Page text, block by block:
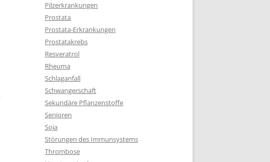
Pilzerkrankungen
Prostata
Prostata-Erkrankungen
Prostatakrebs
Resveratrol
Rheuma
Schlaganfall
Schwangerschaft
Sekundäre Pflanzenstoffe
Senioren
Soja
Störungen des Immunsystems
Thrombose